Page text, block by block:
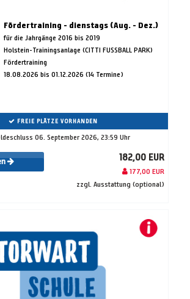
Fördertraining - dienstags (Aug. - Dez.)
für die Jahrgänge 2016 bis 2019
Holstein-Trainingsanlage (CITTI FUSSBALL PARK)
Fördertraining
18.08.2026 bis 01.12.2026 (14 Termine)
FREIE PLÄTZE VORHANDEN
06. September 2026, 23:59 Uhr
182,00 EUR
177,00 EUR
zzgl. Ausstattung (optional)